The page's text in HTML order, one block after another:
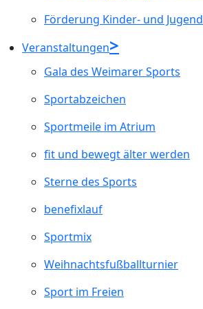
Förderung Kinder- und
Veranstaltungen
Gala des Weimarer Sports
Sportabzeichen
Sportmeile im Atrium
fit und bewegt älter werden
Sterne des Sports
benefixlauf
Sportmix
Weihnachtsfußballturnier
Sport im Freien